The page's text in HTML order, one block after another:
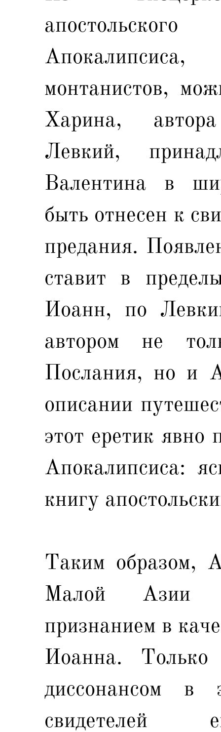
монтанистов,
Харина,
Левкий,
Валентина в
быть отнесен к
предания.
ставит в
Иоанн, по
автором не
Послания, но и
описании
этот еретик явно
Апокалипсиса:
книгу
Таким образом,
Малой Азии
признанием в
Иоанна. Только
диссонансом в
свидетелей